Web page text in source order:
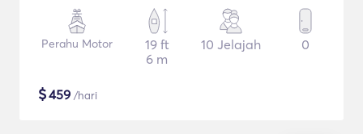
Perahu Motor
19 ft
6 m
10 Jelajah 0
$459 /hari